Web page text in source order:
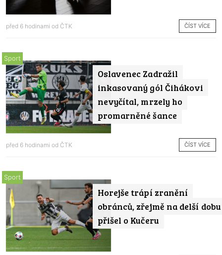
před 6 hodinami od ČTK ČÍST VÍCE
Oslavenec Zadražil
inkasovaný gól Čihákovi
nevyčítal, mrzely ho
promarněné šance
Sport
před 6 hodinami od ČTK ČÍST VÍCE
Horejše trápí zranění
obránců, zřejmě na delší dobu
přišel o Kučeru
Sport